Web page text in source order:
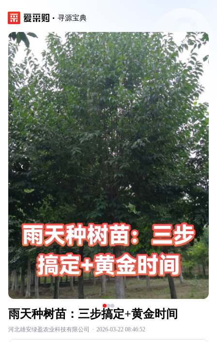
寻源宝典
‹ ›
雨天种树苗：三步搞定+黄金时间
河北雄安绿盈农业科技有限公司 · 2026-03-22 08:46:52